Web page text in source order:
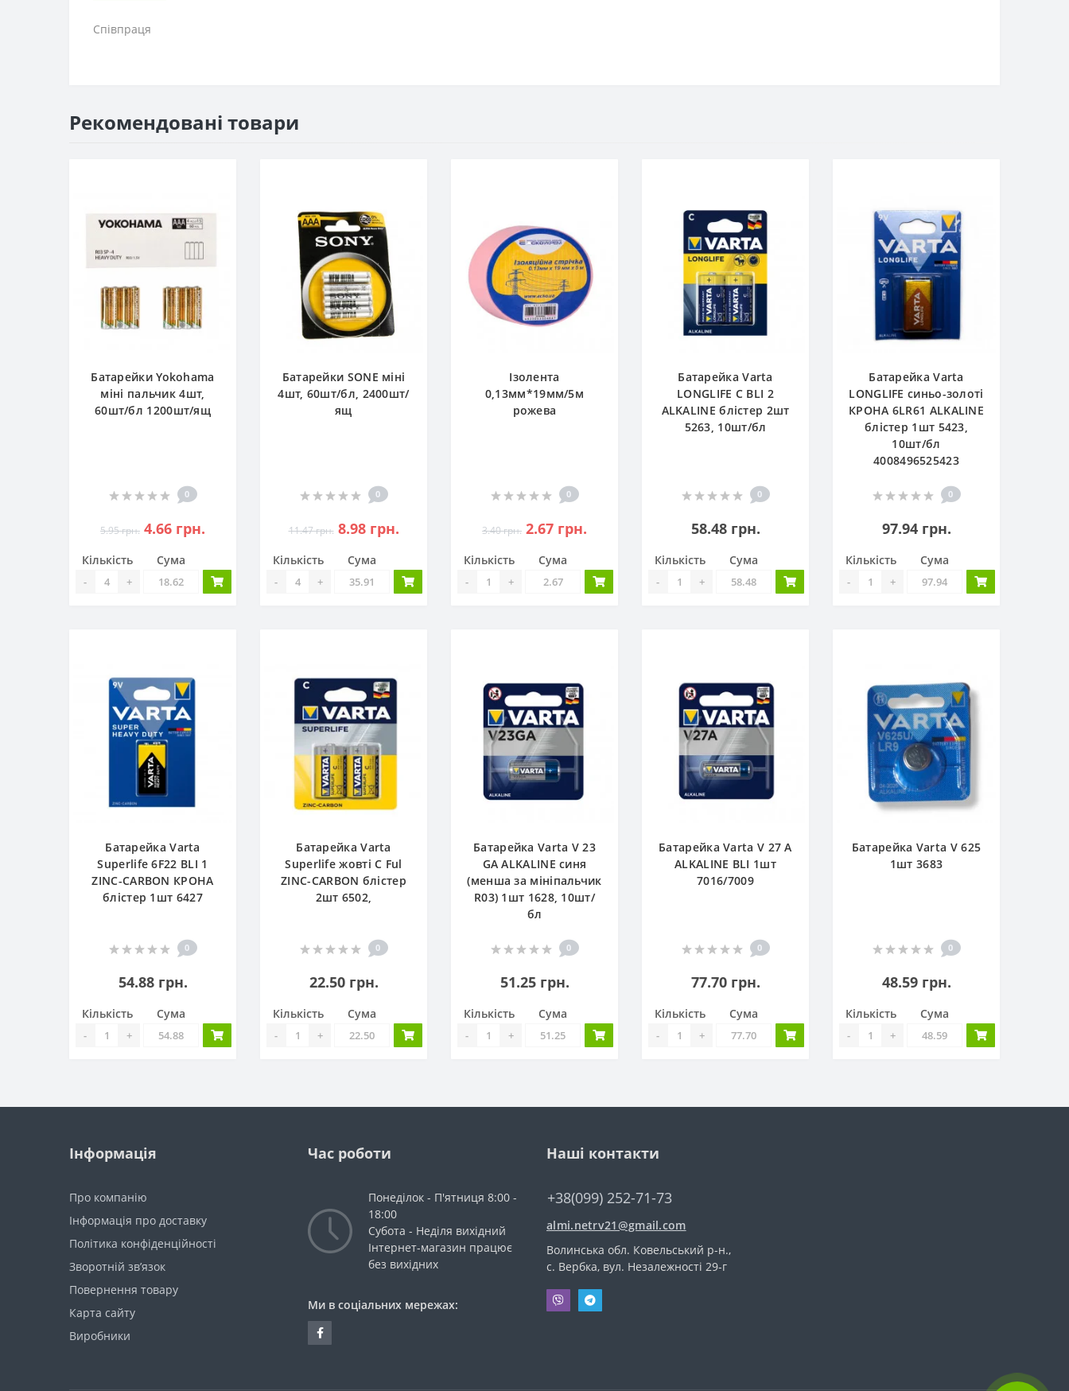
Співпраця
Рекомендовані товари
Батарейки Yokohama
міні пальчик 4шт,
60шт/бл 1200шт/ящ
0
5.95 грн. 4.66 грн.
Кількість
- +
Сума
Батарейки SONE міні
4шт, 60шт/бл, 2400шт/
ящ
0
11.47 грн. 8.98 грн.
Кількість
- +
Сума
Ізолента
0,13мм*19мм/5м
рожева
0
3.40 грн. 2.67 грн.
Кількість
- +
Сума
Батарейка Varta
LONGLIFE C BLI 2
ALKALINE блістер 2шт
5263, 10шт/бл
0
58.48 грн.
Кількість
- +
Сума
Батарейка Varta
LONGLIFE синьо-золоті
КРОНА 6LR61 ALKALINE
блістер 1шт 5423,
10шт/бл
4008496525423
0
97.94 грн.
Кількість
- +
Сума
Батарейка Varta
Superlife 6F22 BLI 1
ZINC-CARBON КРОНА
блістер 1шт 6427
0
54.88 грн.
Кількість
- +
Сума
Батарейка Varta
Superlife жовті С Ful
ZINC-CARBON блістер
2шт 6502,
0
22.50 грн.
Кількість
- +
Сума
Батарейка Varta V 23
GA ALKALINE синя
(менша за мініпальчик
R03) 1шт 1628, 10шт/
бл
0
51.25 грн.
Кількість
- +
Сума
Батарейка Varta V 27 A
ALKALINE BLI 1шт
7016/7009
0
77.70 грн.
Кількість
- +
Сума
Батарейка Varta V 625
1шт 3683
0
48.59 грн.
Кількість
- +
Сума
Інформація
Про компанію
Інформація про доставку
Політика конфіденційності
Зворотній зв’язок
Повернення товару
Карта сайту
Виробники
Час роботи
Понеділок - П'ятниця 8:00 -
18:00
Субота - Неділя вихідний
Інтернет-магазин працює
без вихідних
Ми в соціальних мережах:
Наші контакти
+38(099) 252-71-73
almi.netrv21@gmail.com
Волинська обл. Ковельський р-н.,
с. Вербка, вул. Незалежності 29-г